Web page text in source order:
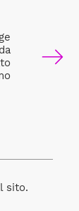
sito.